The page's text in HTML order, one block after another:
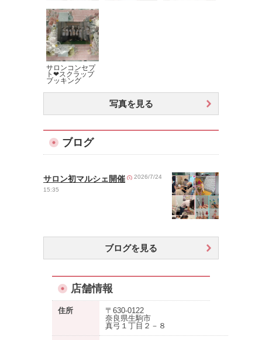
サロンコンセプ
ト❤︎スクラップ
ブッキング
写真を見る
ブログ
サロン初マルシェ開催
2026/7/24
15:35
ブログを見る
店舗情報
住所
〒630-0122
奈良県生駒市
真弓１丁目２－８